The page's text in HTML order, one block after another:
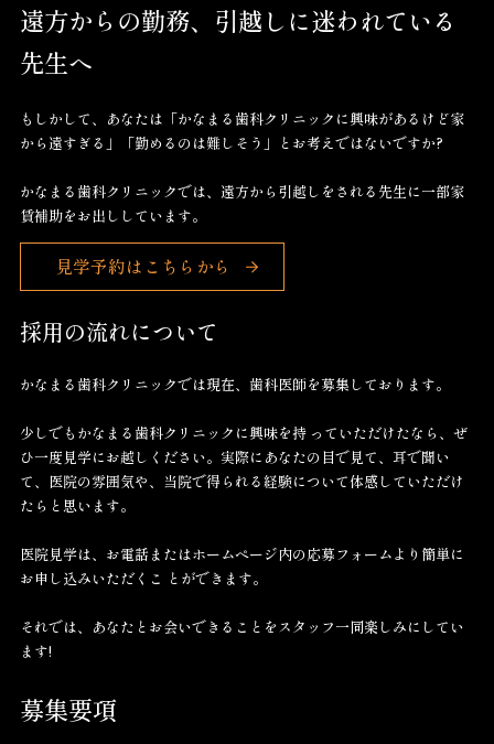
遠方からの勤務、引越しに迷われている
先生へ
もしかして、あなたは「かなまる歯科クリニックに興味があるけど家
から遠すぎる」「勤めるのは難しそう」とお考えではないですか?
かなまる歯科クリニックでは、遠方から引越しをされる先生に一部家
賃補助をお出ししています。
見学予約はこちらから
採用の流れについて
かなまる歯科クリニックでは現在、歯科医師を募集しております。
少しでもかなまる歯科クリニックに興味を持 っていただけたなら、ぜ
ひ一度見学にお越しください。実際にあなたの目で見て、耳で聞い
て、医院の雰囲気や、当院で得られる経験について体感していただけ
たらと思います。
医院見学は、お電話またはホームページ内の応募フォームより簡単に
お申し込みいただくこ とができます。
それでは、あなたとお会いできることをスタッフ一同楽しみにしてい
ます!
募集要項